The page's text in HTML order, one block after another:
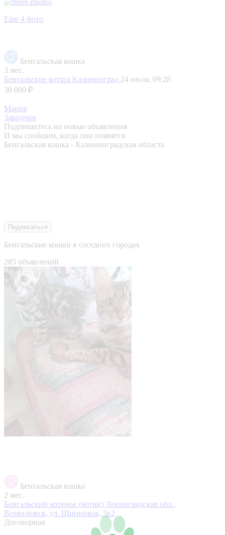
Еще 4 фото
Бенгальская кошка
3 мес.
Бенгальские котята Калининград 24 июля, 09:28
30 000 ₽
Мария
Заводчик
Подпишитесь на новые объявления
И мы сообщим, когда они появятся
Бенгальская кошка - Калининградская область
Подписаться
Бенгальские кошки в соседних городах
285 объявлений
Бенгальская кошка
2 мес.
Бенгальский котенок (котик) Ленинградская обл.,
Всеволожск, ул. Шинников, 3к2
Договорная